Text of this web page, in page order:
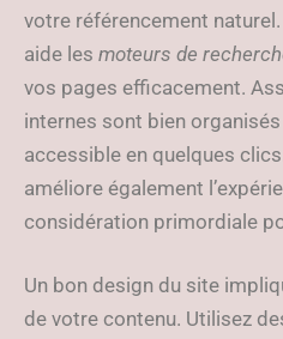
votre référencement
aide les moteurs de
vos pages efficacement.
internes sont bien
accessible en quelques
améliore également
considération primordiale
Un bon design du site
de votre contenu. Utilisez